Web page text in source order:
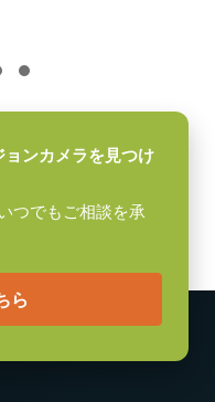
ンカメラを見つけ
つでもご相談を承
ら